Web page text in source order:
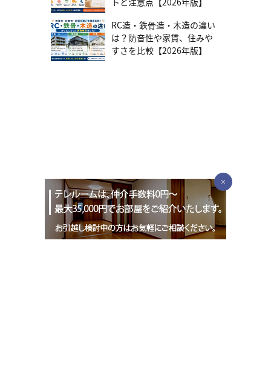
ルで進めよう 引っ越しで後悔しないように、入社日から1.5～2カ月
ほどの余裕を持ったスケジュールで進めることをおすすめします。
余裕を持ったスケジュールで動けば、引っ越し費用を抑えられるか
もしれません。引っ越しシーズンを避けたり、引っ越し業者に相見
積もりをとったりすると、引っ越し費用を抑えられます。また仲介
リストとして活用してください。 3ヶ月前～1か月前までにすべきこ
手く抑えられたら、その分を生活用品の購入に回せます。特に家具
や家電は単身用のものより価格が高くなるため、予算に余裕を持た
せることが大切です。新生活に向け必要な生活用品と選び方のコツ
をご紹介します。必要なものと費用目安を確認しておきましょう。
必須の生活用品（優先度：高） ・冷蔵庫（20～30万円） ・洗濯機
（5～10万円） ・電子レンジ（2～3万円） ・ベッド（10～15万
RC造・鉄骨造・木造の違い
は？防音性や家賃、住みや
すさを比較【2026年版】
×